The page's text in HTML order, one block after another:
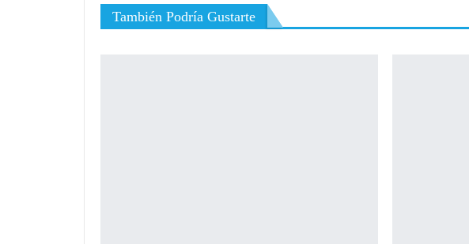
También Podría Gustarte